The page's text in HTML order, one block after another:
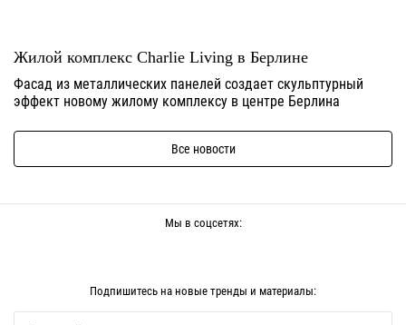
Жилой комплекс Charlie Living в Берлине
Фасад из металлических панелей создает скульптурный
эффект новому жилому комплексу в центре Берлина
Все новости
Мы в соцсетях:
Подпишитесь на новые тренды и материалы: